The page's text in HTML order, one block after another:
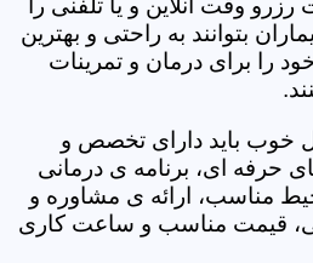
رزرو وقت آنلاین و یا تلفنی را
بتوانند به راحتی و بهترین
را برای درمان و تمرینات
خوب باید دارای تخصص و
حرفه ای، برنامه ی درمانی
مناسب، ارائه ی مشاوره و
قیمت مناسب و ساعت کاری